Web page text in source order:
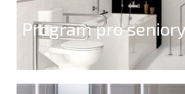
Program pro